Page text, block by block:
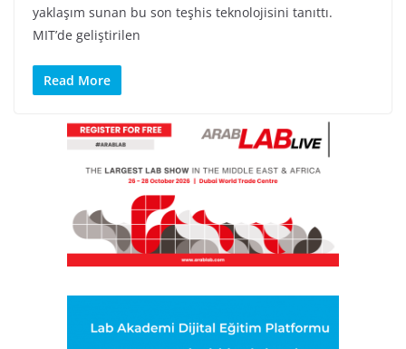
yaklaşım sunan bu son teşhis teknolojisini tanıttı.
MIT’de geliştirilen
Read More